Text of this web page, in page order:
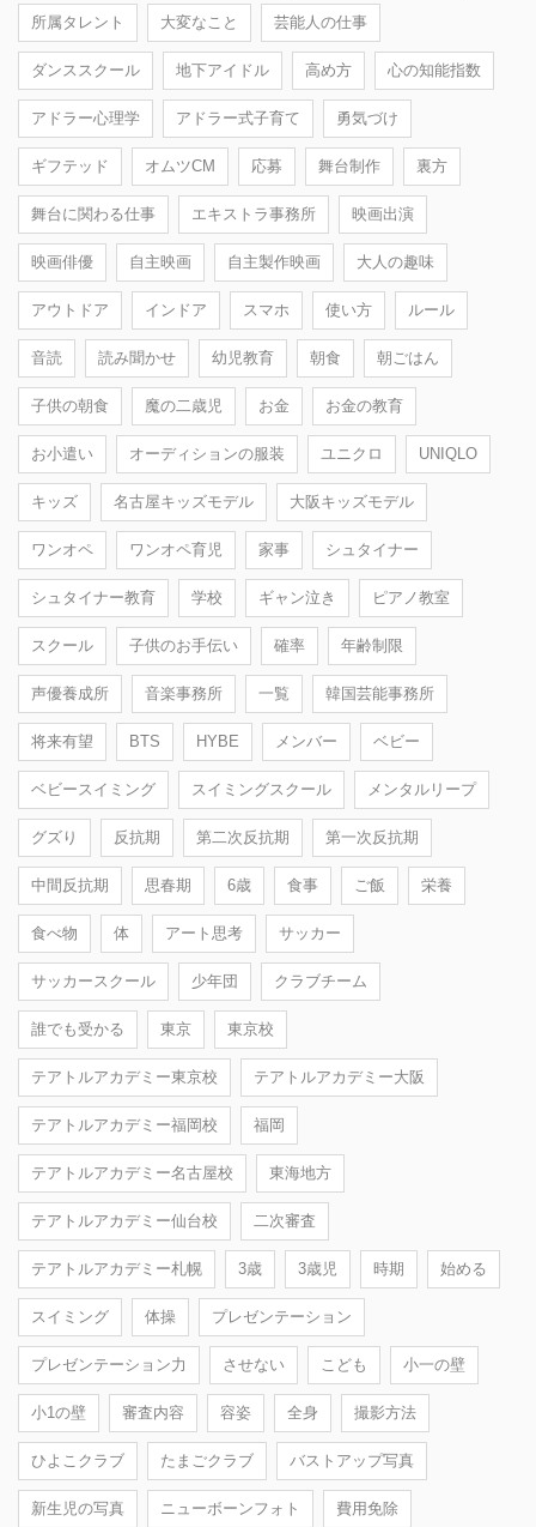
所属タレント 大変なこと 芸能人の仕事
ダンススクール 地下アイドル 高め方 心の知能指数
アドラー心理学 アドラー式子育て 勇気づけ
ギフテッド オムツCM 応募 舞台制作 裏方
舞台に関わる仕事 エキストラ事務所 映画出演
映画俳優 自主映画 自主製作映画 大人の趣味
アウトドア インドア スマホ 使い方 ルール
音読 読み聞かせ 幼児教育 朝食 朝ごはん
子供の朝食 魔の二歳児 お金 お金の教育
お小遣い オーディションの服装 ユニクロ UNIQLO
キッズ 名古屋キッズモデル 大阪キッズモデル
ワンオペ ワンオペ育児 家事 シュタイナー
シュタイナー教育 学校 ギャン泣き ピアノ教室
スクール 子供のお手伝い 確率 年齢制限
声優養成所 音楽事務所 一覧 韓国芸能事務所
将来有望 BTS HYBE メンバー ベビー
ベビースイミング スイミングスクール メンタルリープ
グズり 反抗期 第二次反抗期 第一次反抗期
中間反抗期 思春期 6歳 食事 ご飯 栄養
食べ物 体 アート思考 サッカー
サッカースクール 少年団 クラブチーム
誰でも受かる 東京 東京校
テアトルアカデミー東京校 テアトルアカデミー大阪
テアトルアカデミー福岡校 福岡
テアトルアカデミー名古屋校 東海地方
テアトルアカデミー仙台校 二次審査
テアトルアカデミー札幌 3歳 3歳児 時期 始める
スイミング 体操 プレゼンテーション
プレゼンテーション力 させない こども 小一の壁
小1の壁 審査内容 容姿 全身 撮影方法
ひよこクラブ たまごクラブ バストアップ写真
新生児の写真 ニューボーンフォト 費用免除